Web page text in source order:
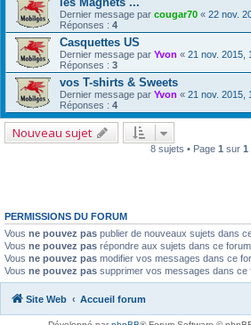
Dernier message par cougar70 « 22 nov.
Réponses : 4
Casquettes US
Dernier message par Yvon « 21 nov. 2015,
Réponses : 3
vos T-shirts & Sweets
Dernier message par Yvon « 21 nov. 2015,
Réponses : 4
Nouveau sujet
8 sujets • Page 1 sur 1
PERMISSIONS DU FORUM
Vous ne pouvez pas publier de nouveaux sujets dans
Vous ne pouvez pas répondre aux sujets dans ce forum
Vous ne pouvez pas modifier vos messages dans ce
Vous ne pouvez pas supprimer vos messages dans ce
Site Web Accueil forum